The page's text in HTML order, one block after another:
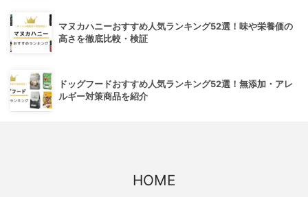
マヌカハニーおすすめ人気ランキング52選！味や栄養価の
高さを徹底比較・検証
ドッグフードおすすめ人気ランキング52選！無添加・アレ
ルギー対策商品を紹介
HOME